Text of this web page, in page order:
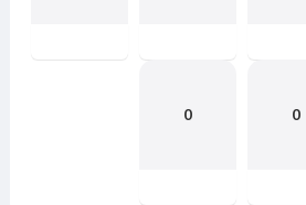
0 0